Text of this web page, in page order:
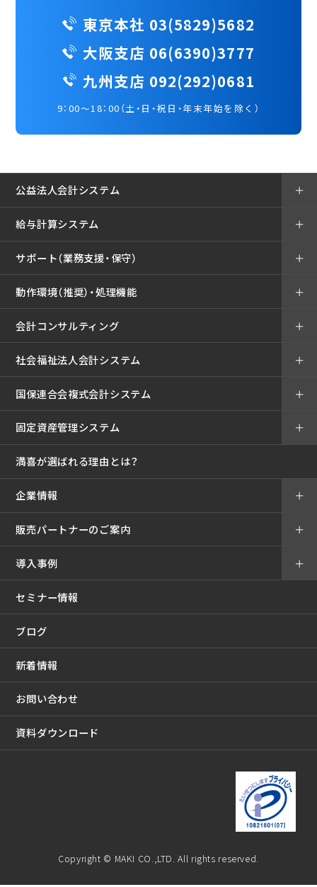
東京本社 03(5829)5682
大阪支店 06(6390)3777
九州支店 092(292)0681
9：00～18：00（土・日・祝日・年末年始を除く）
公益法人会計システム ＋
給与計算システム ＋
サポート（業務支援・保守） ＋
動作環境（推奨）・処理機能 ＋
会計コンサルティング ＋
社会福祉法人会計システム ＋
国保連合会複式会計システム ＋
固定資産管理システム ＋
満喜が選ばれる理由とは？
企業情報 ＋
販売パートナーのご案内 ＋
導入事例
セミナー情報
＋
ブログ
新着情報
お問い合わせ
資料ダウンロード
Copyright © MAKI CO.,LTD. All rights reserved.